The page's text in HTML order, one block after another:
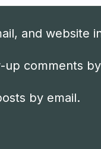
and website
comments
by email.